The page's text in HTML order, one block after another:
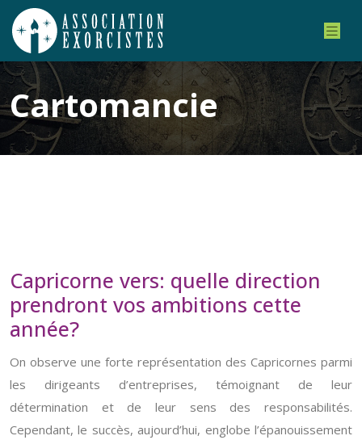
Cartomancie
Capricorne vers: quelle direction
prendront vos ambitions cette
année?
On observe une forte représentation des Capricornes parmi
les dirigeants d’entreprises, témoignant de leur
détermination et de leur sens des responsabilités.
Cependant, le succès, aujourd’hui, englobe l’épanouissement